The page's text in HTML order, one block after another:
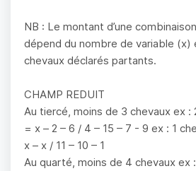
NB : Le montant d’une
dépend du nombre de variable (x)
chevaux déclarés partants.
CHAMP REDUIT
Au tiercé, moins de 3 chevaux ex :
= x – 2 – 6 / 4 – 15 – 7 - 9 ex : 1
x – x / 11 – 10 – 1
Au quarté, moins de 4 chevaux ex